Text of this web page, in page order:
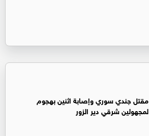
مقتل جندي سوري وإصابة اثنين بهجوم
لمجهولين شرقي دير الزور